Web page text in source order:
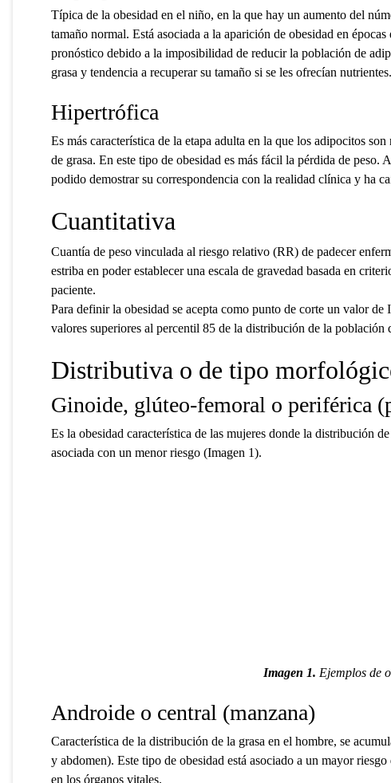
Típica de la obesidad en el niño, en la que hay un aumento del
tamaño normal. Está asociada a la aparición de obesidad en
pronóstico debido a la imposibilidad de reducir la población de
grasa y tendencia a recuperar su tamaño si se les ofrecían
Hipertrófica
Es más característica de la etapa adulta en la que los adipocitos
de grasa. En este tipo de obesidad es más fácil la pérdida de peso.
podido demostrar su correspondencia con la realidad clínica y ha
Cuantitativa
Cuantía de peso vinculada al riesgo relativo (RR) de padecer
estriba en poder establecer una escala de gravedad basada en
paciente.
Para definir la obesidad se acepta como punto de corte un valor
valores superiores al percentil 85 de la distribución de la población
Distributiva o de tipo
Ginoide, glúteo-femoral o periférica
Es la obesidad característica de las mujeres donde la distribución
asociada con un menor riesgo (Imagen 1).
Imagen 1. Ejemplos de
Androide o central (manzana)
Característica de la distribución de la grasa en el hombre, se
y abdomen). Este tipo de obesidad está asociado a un mayor
en los órganos vitales.